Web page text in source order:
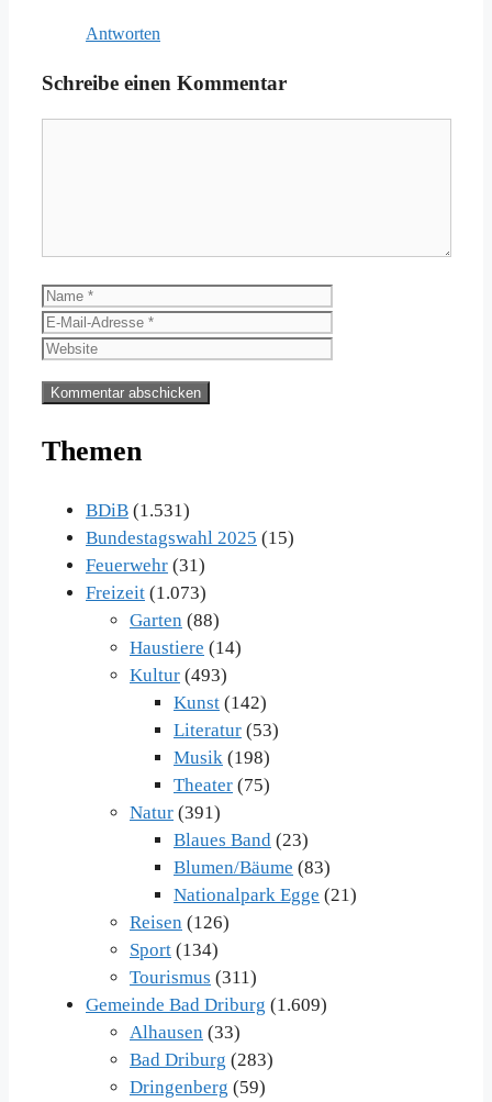
Antworten
Schreibe einen Kommentar
Name
Themen
BDiB (1.531)
Bundestagswahl 2025 (15)
Feuerwehr (31)
Freizeit (1.073)
Garten (88)
Haustiere (14)
Kultur (493)
Kunst (142)
Literatur (53)
Musik (198)
Theater (75)
Natur (391)
Blaues Band (23)
Blumen/Bäume (83)
Nationalpark Egge (21)
Reisen (126)
Sport (134)
Tourismus (311)
Gemeinde Bad Driburg (1.609)
Alhausen (33)
Bad Driburg (283)
Dringenberg (59)